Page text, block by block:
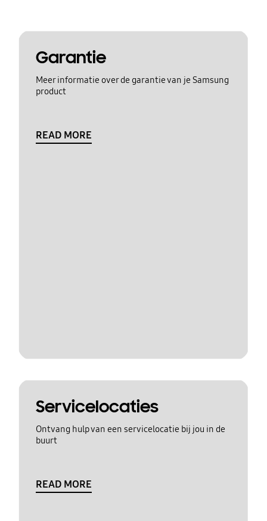
Garantie
Meer informatie over de garantie van je Samsung
product
READ MORE
Servicelocaties
Ontvang hulp van een servicelocatie bij jou in de
buurt
READ MORE